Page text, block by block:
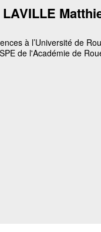
LAVILLE
à l’Université de
de l'Académie de